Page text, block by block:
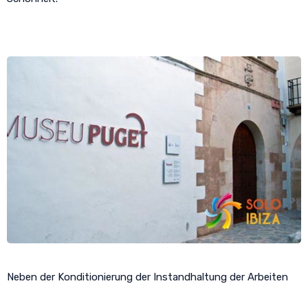
Neben der Konditionierung der Instandhaltung der Arbeiten